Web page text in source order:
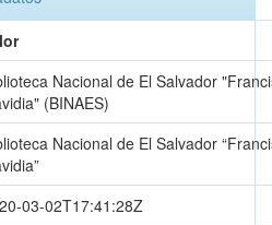
Nacional de El Salvador
(BINAES)
Nacional de El Salvador
03-02T17:41:28Z